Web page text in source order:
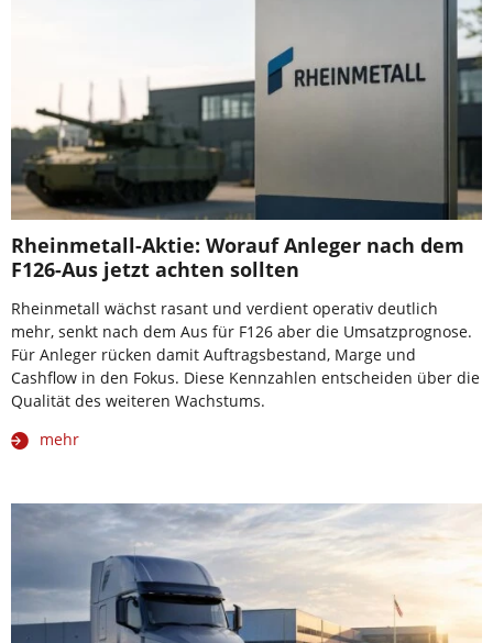
Rheinmetall-Aktie: Worauf Anleger nach dem
F126-Aus jetzt achten sollten
Rheinmetall wächst rasant und verdient operativ deutlich
mehr, senkt nach dem Aus für F126 aber die Umsatzprognose.
Für Anleger rücken damit Auftragsbestand, Marge und
Cashflow in den Fokus. Diese Kennzahlen entscheiden über die
Qualität des weiteren Wachstums.
mehr